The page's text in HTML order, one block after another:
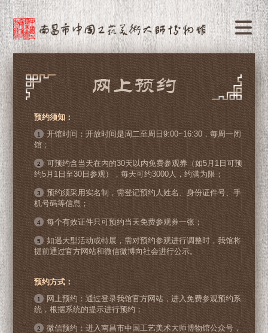
预约须知：
1
开馆时间：开放时间是周二至周日9:00~16:30，每周一闭
馆；
2
可预约含当天在内的30天以内免费参观券（如5月1日可预
约5月1日至30日参观），每天可约3000人，约满为限；
3
预约须采用实名制，需登记预约人姓名、身份证件号、手
机号码等信息；
4 每个有效证件只可预约当天免费参观券一张；
5
如遇大型活动或特展，需对预约参观进行调整时，我馆将
提前通过官方网站和微信微博向社会进行公示。
预约方式：
1
网上预约：通过登录我馆官方网站，进入免费参观预约系
统，根据系统的提示进行预约；
2
微信预约：进入南昌市中国工艺美术大师博物馆公众号，